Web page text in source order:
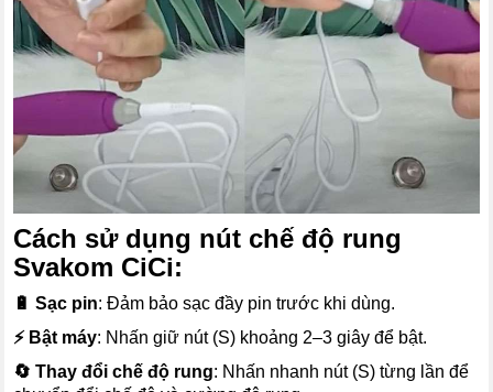
Cách sử dụng nút chế độ rung
Svakom CiCi:
🔋 Sạc pin: Đảm bảo sạc đầy pin trước khi dùng.
⚡ Bật máy: Nhấn giữ nút (S) khoảng 2–3 giây để bật.
🔄 Thay đổi chế độ rung: Nhấn nhanh nút (S) từng lần để